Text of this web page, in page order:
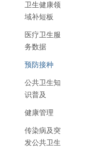
卫生健康领
域补短板
医疗卫生服
务数据
预防接种
公共卫生知
识普及
健康管理
传染病及突
发公共卫生